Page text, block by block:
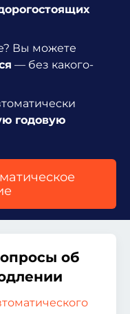
Вы можете
— без какого-
годовую
об